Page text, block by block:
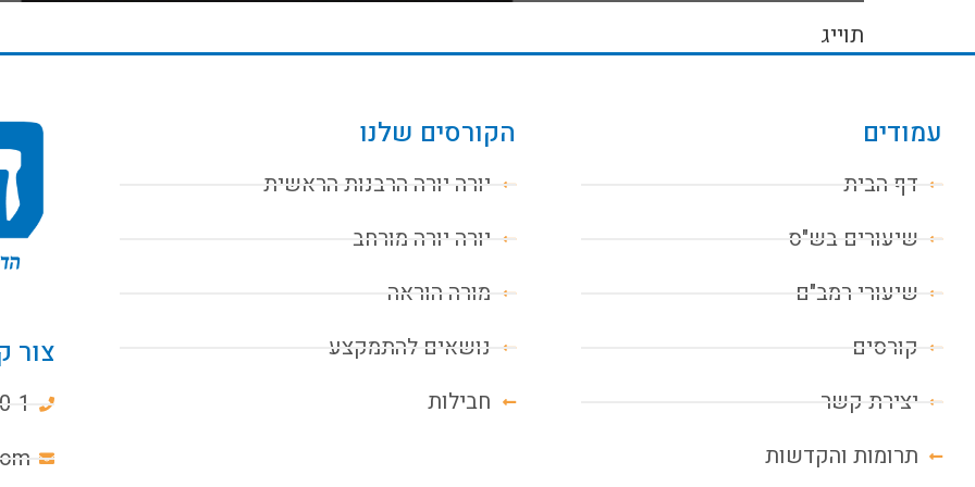
תוייג
עמודים
דף הבית
שיעורים בש"ס
שיעורי רמב"ם
קורסים
יצירת קשר
תרומות והקדשות
הקורסים שלנו
יורה יורה הרבנות הראשית
יורה יורה מורחב
מורה הוראה
נושאים להתמקצע
חבילות
צור
1